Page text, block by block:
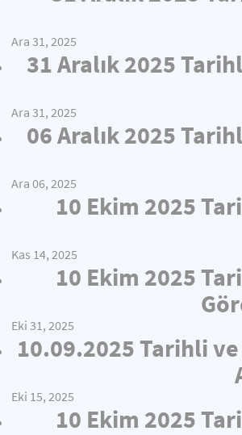
Ara 31, 2025
31 Aralık 2025
Ara 31, 2025
06 Aralık 2025
Ara 06, 2025
10 Ekim 2025
Kas 14, 2025
10 Ekim 2025
Eki 31, 2025
10.09.2025 Tarihli ve
Eki 15, 2025
10 Ekim 2025